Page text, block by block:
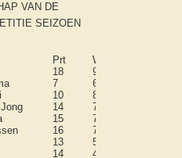
VAN DE
SEIZOEN
Prt W
18 9
7 6
10 8
14 7
15 7
16 7
13 5
14 4